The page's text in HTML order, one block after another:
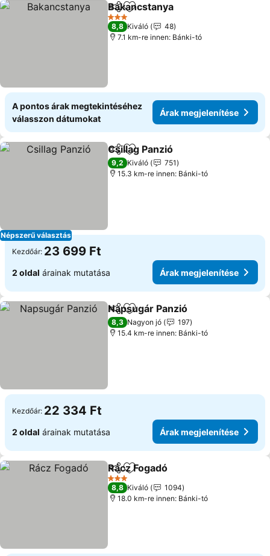
Megosztás
Hozzáadás a kedvencekhez
Bakancstanya
3 Kategória
8,8 Kiváló
48
7.1 km-re innen: Bánki-tó
A pontos árak megtekintéséhez
válasszon dátumokat
Árak megjelenítése
Népszerű választás
Megosztás
Hozzáadás a kedvencekhez
Csillag Panzió
9,2 Kiváló
751
15.3 km-re innen: Bánki-tó
Kezdőár: 23 699 Ft
2 oldal árainak mutatása Árak megjelenítése
Megosztás
Hozzáadás a kedvencekhez
Napsugár Panzió
8,3 Nagyon jó
197
15.4 km-re innen: Bánki-tó
Kezdőár: 22 334 Ft
2 oldal árainak mutatása Árak megjelenítése
Megosztás
Hozzáadás a kedvencekhez
Rácz Fogadó
3 Kategória
8,8 Kiváló
1094
18.0 km-re innen: Bánki-tó